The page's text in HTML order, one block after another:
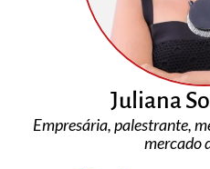
Juliana
Empresária, palestrante,
mercado